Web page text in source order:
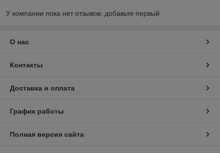
У компании пока нет отзывов, добавьте первый
О нас
Контакты
Доставка и оплата
График работы
Полная версия сайта